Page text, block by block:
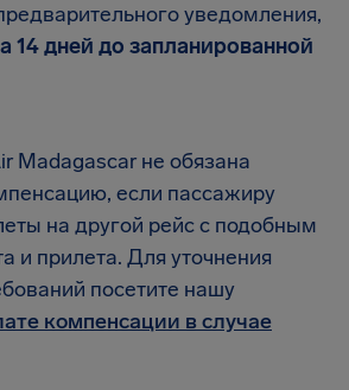
уведомления,
14 дней до запланированной
Madagascar не обязана
если пассажиру
на другой рейс с подобным
и прилета. Для уточнения
посетите нашу
компенсации в случае